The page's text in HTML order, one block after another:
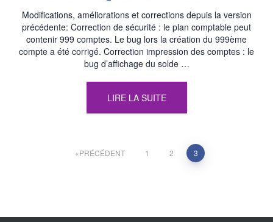
Modifications, améliorations et corrections depuis la version
précédente: Correction de sécurité : le plan comptable peut
contenir 999 comptes. Le bug lors la création du 999ème
compte a été corrigé. Correction impression des comptes : le
bug d’affichage du solde …
LIRE LA SUITE
PaginationPRÉCÉDENT 1 2 3